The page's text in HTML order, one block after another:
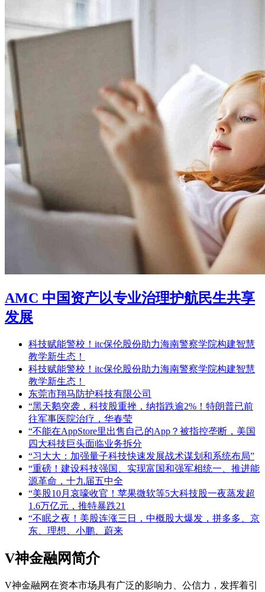
AMC 中国资产以专业治理护航民生共享
发展
科技赋能警校！itc保伦股份助力海南警察学院构建智慧
教学新生态！
科技赋能警校！itc保伦股份助力海南警察学院构建智慧
教学新生态！
东莞市翔马防护科技有限公司
“黑天鹅突袭，科技股重挫，纳指跌逾2%！特朗普已前
往军事医院治疗，华春莹
“不能在AppStore里出售自己的App？被指控垄断，美国
四大科技巨头面临业务拆分
“习大大：加强量子科技快速发展战术谋划和系统布局”
“重磅！建设科技强国、实现富国和强军相统一、推进能
源革命，十九届五中全
“美股10月哀嚎收官！苹果微软等5大科技股一夜蒸发超
1.6万亿元，推特暴跌21
“不眠之夜！美股连涨三日，中概股大爆发，拼多多、京
东、理想、小鹏、蔚来
V神金融网简介
V神金融网在资本市场具有广泛的影响力、公信力，发挥着引